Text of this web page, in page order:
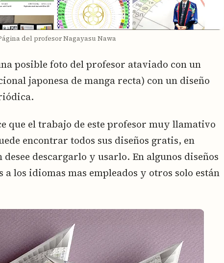
del profesor Nagayasu Nawa
posible foto del profesor ataviado con un
japonesa de manga recta) con un diseño
que el trabajo de este profesor muy llamativo
encontrar todos sus diseños gratis, en
descargarlo y usarlo. En algunos diseños
los idiomas mas empleados y otros solo están